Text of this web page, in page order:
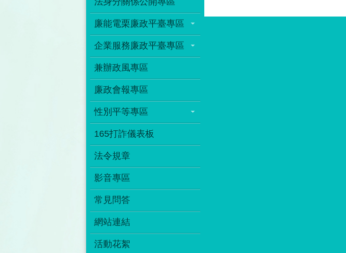
廉能電栗廉政平臺專區
企業服務廉政平臺專區
兼辦政風專區
廉政會報專區
性別平等專區
165打詐儀表板
法令規章
影音專區
常見問答
網站連結
活動花絮